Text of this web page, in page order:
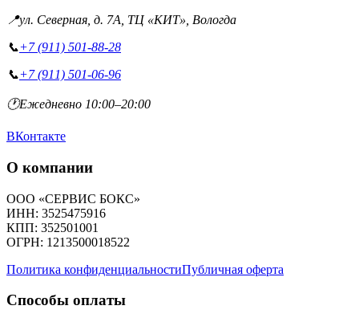
📍ул. Северная, д. 7А, ТЦ «КИТ», Вологда
📞+7 (911) 501-88-28
📞+7 (911) 501-06-96
🕐Ежедневно 10:00–20:00
ВКонтакте
О компании
ООО «СЕРВИС БОКС»
ИНН: 3525475916
КПП: 352501001
ОГРН: 1213500018522
Политика конфиденциальностиПубличная оферта
Способы оплаты